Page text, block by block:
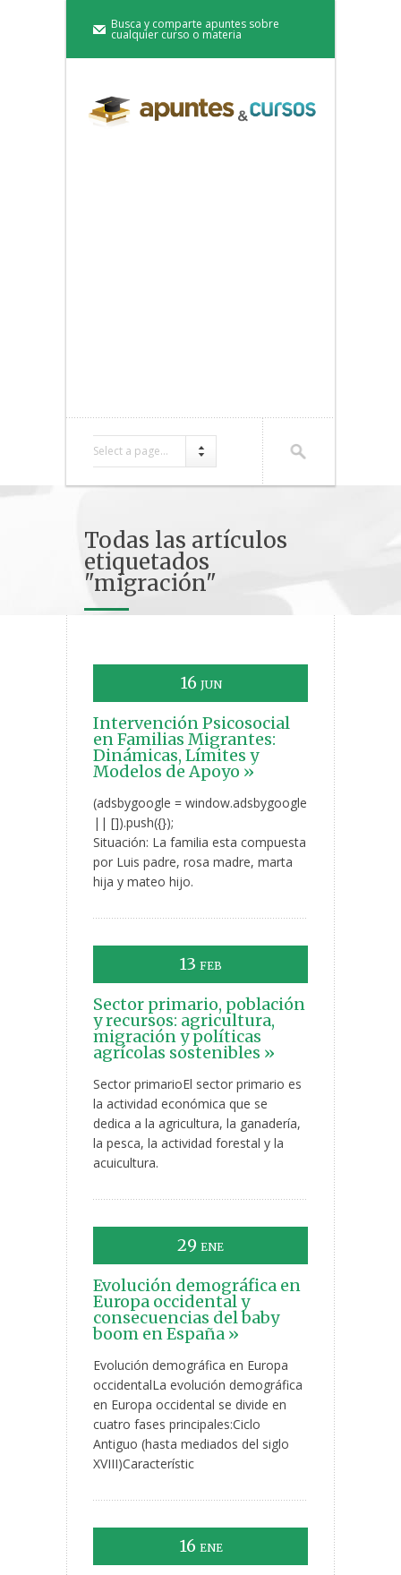
Busca y comparte apuntes sobre
cualquier curso o materia
Select a page...
Todas las artículos
etiquetados
"migración"
16 JUN
Intervención Psicosocial
en Familias Migrantes:
Dinámicas, Límites y
Modelos de Apoyo »
(adsbygoogle = window.adsbygoogle
|| []).push({});
Situación: La familia esta compuesta
por Luis padre, rosa madre, marta
hija y mateo hijo.
13 FEB
Sector primario, población
y recursos: agricultura,
migración y políticas
agrícolas sostenibles »
Sector primarioEl sector primario es
la actividad económica que se
dedica a la agricultura, la ganadería,
la pesca, la actividad forestal y la
acuicultura.
29 ENE
Evolución demográfica en
Europa occidental y
consecuencias del baby
boom en España »
Evolución demográfica en Europa
occidentalLa evolución demográfica
en Europa occidental se divide en
cuatro fases principales:Ciclo
Antiguo (hasta mediados del siglo
XVIII)Característic
16 ENE